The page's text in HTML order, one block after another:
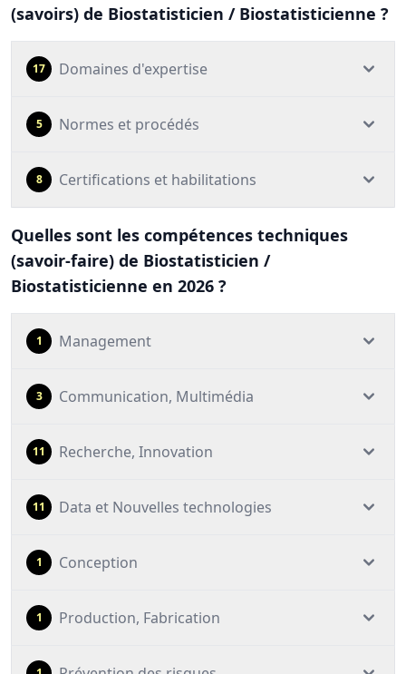
(savoirs) de Biostatisticien / Biostatisticienne ?
17 Domaines d'expertise
5 Normes et procédés
8 Certifications et habilitations
Quelles sont les compétences techniques
(savoir-faire) de Biostatisticien /
Biostatisticienne en 2026 ?
1 Management
3 Communication, Multimédia
11 Recherche, Innovation
11 Data et Nouvelles technologies
1 Conception
1 Production, Fabrication